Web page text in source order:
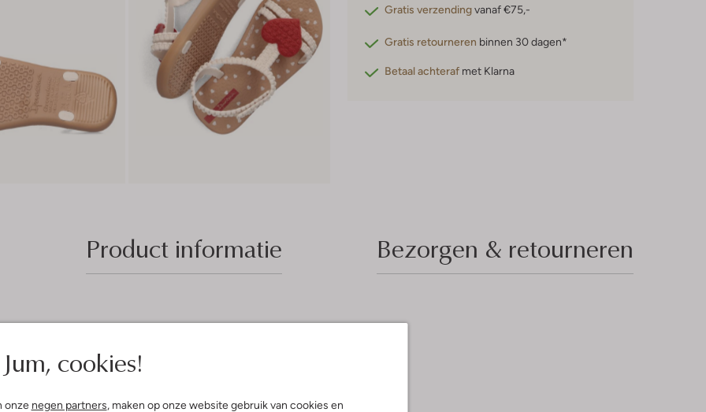
Jum, cookies!
onze negen partners, maken op onze website gebruik van cookies en
Gratis verzendingvanaf €75,-
Gratis retourneren binnen 30 dagen*
Betaal achteraf met Klarna
Product informatie Bezorgen & retourneren